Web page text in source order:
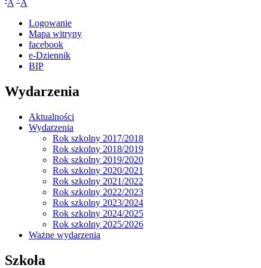
A
A
Logowanie
Mapa witryny
facebook
e-Dziennik
BIP
Wydarzenia
Aktualności
Wydarzenia
Rok szkolny 2017/2018
Rok szkolny 2018/2019
Rok szkolny 2019/2020
Rok szkolny 2020/2021
Rok szkolny 2021/2022
Rok szkolny 2022/2023
Rok szkolny 2023/2024
Rok szkolny 2024/2025
Rok szkolny 2025/2026
Ważne wydarzenia
Szkoła